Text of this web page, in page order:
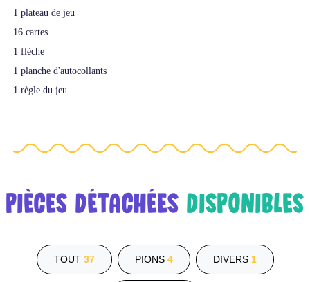
1 plateau de jeu
16 cartes
1 flèche
1 planche d'autocollants
1 règle du jeu
PIÈCES DÉTACHÉES DISPONIBLES
TOUT 37 PIONS 4 DIVERS 1